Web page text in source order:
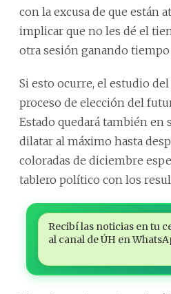
con la excusa de que están
implicar que no les dé el
otra sesión ganando tiempo
Si esto ocurre, el estudio
proceso de elección del
Estado quedará también en
dilatar al máximo hasta
coloradas de diciembre
tablero político con los
Recibí las noticias en tu
al canal de ÚH en